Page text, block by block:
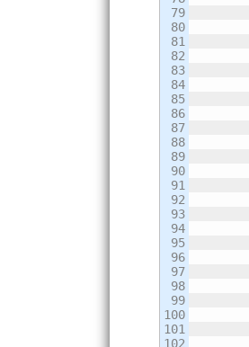
79
80
81
82
83
84
85
86
87
88
89
90
91
92
93
94
95
96
97
98
99
100
101
102